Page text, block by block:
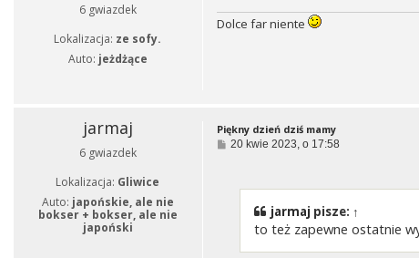
6 gwiazdek
Lokalizacja: ze sofy.
Auto: jeżdżące
Dolce far niente
jarmaj
6 gwiazdek
Lokalizacja: Gliwice
Auto: japońskie, ale nie
bokser + bokser, ale nie
japoński
Piękny dzień dziś mamy
P
20 kwie 2023, o 17:58
jarmaj pisze: ↑
to też zapewne ostatnie